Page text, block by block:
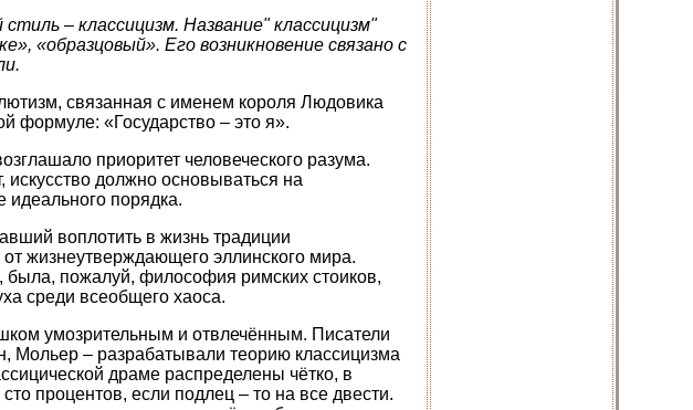
– классицизм. Название" классицизм"
«образцовый». Его возникновение связано с
связанная с именем короля Людовика
формуле: «Государство – это я».
приоритет человеческого разума.
должно основываться на
порядка.
воплотить в жизнь традиции
жизнеутверждающего эллинского мира.
пожалуй, философия римских стоиков,
среди всеобщего хаоса.
умозрительным и отвлечённым. Писатели
Мольер – разрабатывали теорию классицизма
драме распределены чётко, в
процентов, если подлец – то на все двести.